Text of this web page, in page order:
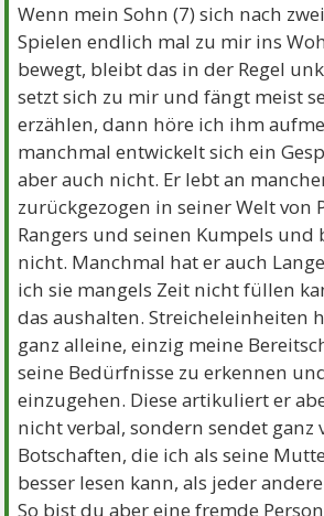
Wenn mein Sohn (7) sich nach
Spielen endlich mal zu mir ins
bewegt, bleibt das in der Regel
setzt sich zu mir und fängt meist
erzählen, dann höre ich ihm
manchmal entwickelt sich ein
aber auch nicht. Er lebt an
zurückgezogen in seiner Welt von
Rangers und seinen Kumpels und
nicht. Manchmal hat er auch
ich sie mangels Zeit nicht füllen
das aushalten. Streicheleinheiten
ganz alleine, einzig meine
seine Bedürfnisse zu erkennen
einzugehen. Diese artikuliert er
nicht verbal, sondern sendet ganz
Botschaften, die ich als seine
besser lesen kann, als jeder
So bist du aber eine fremde